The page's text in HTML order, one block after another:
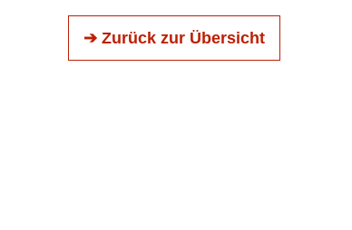
➔ Zurück zur Übersicht